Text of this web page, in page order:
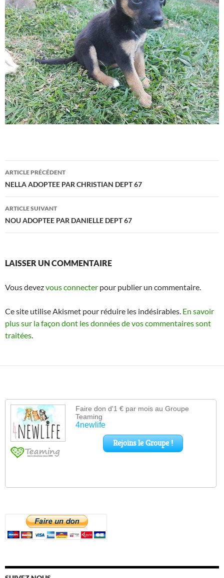
Navigation
des
articles
ARTICLE PRÉCÉDENT
NELLA ADOPTEE PAR CHRISTIAN DEPT 67
ARTICLE SUIVANT
NOU ADOPTEE PAR DANIELLE DEPT 67
LAISSER UN COMMENTAIRE
Vous devezvous connecter pour publier un commentaire.
Ce site utilise Akismet pour réduire les indésirables. En savoir
plus sur la façon dont les données de vos commentaires sont
traitées